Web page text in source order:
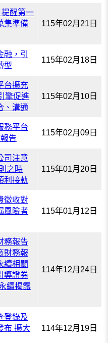
醒第一
集準備
115年02月21日
，引
型
115年02月18日
台擴充
擎促進
、溝通
115年02月10日
務平台
告
115年02月09日
司注意
之時
利接軌
115年01月20日
徵收對
風險者
115年01月12日
務報告
財務報
續相關
導證券
續揭露
114年12月24日
登錄及
布 擴大
114年12月19日